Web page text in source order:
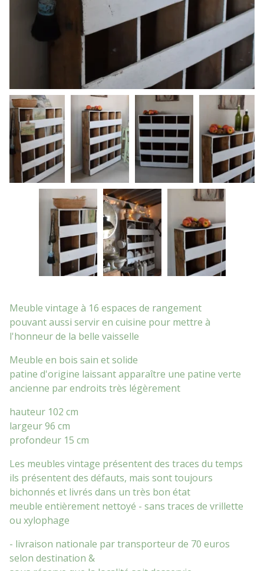
Meuble vintage à 16 espaces de rangement
pouvant aussi servir en cuisine pour mettre à
l'honneur de la belle vaisselle
Meuble en bois sain et solide
patine d'origine laissant apparaître une patine verte
ancienne par endroits très légèrement
hauteur 102 cm
largeur 96 cm
profondeur 15 cm
Les meubles vintage présentent des traces du temps
ils présentent des défauts, mais sont toujours
bichonnés et livrés dans un très bon état
meuble entièrement nettoyé - sans traces de vrillette
ou xylophage
- livraison nationale par transporteur de 70 euros
selon destination &